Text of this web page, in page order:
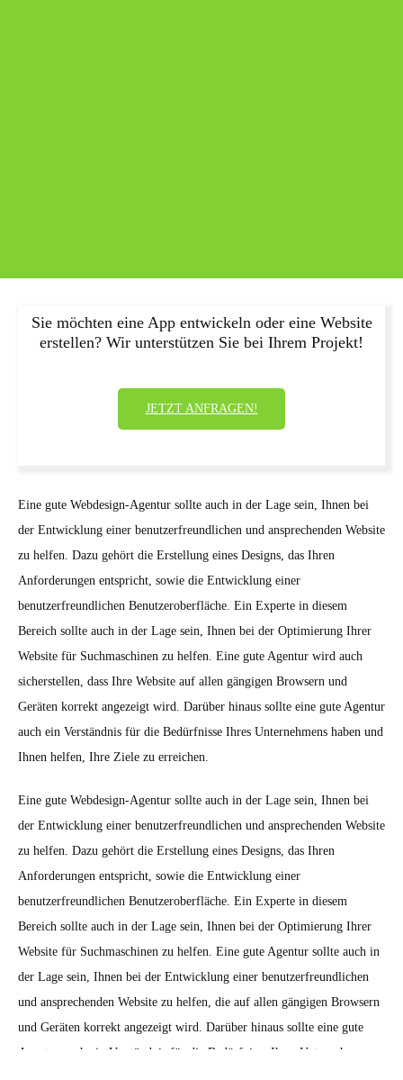
Sie möchten eine App entwickeln oder eine Website
erstellen? Wir unterstützen Sie bei Ihrem Projekt!
JETZT ANFRAGEN!
Eine gute Webdesign-Agentur sollte auch in der Lage sein, Ihnen bei
der Entwicklung einer benutzerfreundlichen und ansprechenden Website
zu helfen. Dazu gehört die Erstellung eines Designs, das Ihren
Anforderungen entspricht, sowie die Entwicklung einer
benutzerfreundlichen Benutzeroberfläche. Ein Experte in diesem
Bereich sollte auch in der Lage sein, Ihnen bei der Optimierung Ihrer
Website für Suchmaschinen zu helfen. Eine gute Agentur wird auch
sicherstellen, dass Ihre Website auf allen gängigen Browsern und
Geräten korrekt angezeigt wird. Darüber hinaus sollte eine gute Agentur
auch ein Verständnis für die Bedürfnisse Ihres Unternehmens haben und
Ihnen helfen, Ihre Ziele zu erreichen.
Eine gute Webdesign-Agentur sollte auch in der Lage sein, Ihnen bei
der Entwicklung einer benutzerfreundlichen und ansprechenden Website
zu helfen. Dazu gehört die Erstellung eines Designs, das Ihren
Anforderungen entspricht, sowie die Entwicklung einer
benutzerfreundlichen Benutzeroberfläche. Ein Experte in diesem
Bereich sollte auch in der Lage sein, Ihnen bei der Optimierung Ihrer
Website für Suchmaschinen zu helfen. Eine gute Agentur sollte auch in
der Lage sein, Ihnen bei der Entwicklung einer benutzerfreundlichen
und ansprechenden Website zu helfen, die auf allen gängigen Browsern
und Geräten korrekt angezeigt wird. Darüber hinaus sollte eine gute
Agentur auch ein Verständnis für die Bedürfnisse Ihres Unternehmens